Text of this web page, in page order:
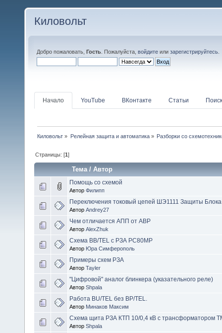
Киловольт
Добро пожаловать, Гость . Пожалуйста, войдите или зарегистрируйтесь
Начало YouTube ВКонтакте Статьи Поиск
Киловольт » Релейная защита и автоматика» Разборки со
Страницы: [1]
Тема/Автор
Помощь со схемой
Автор Филипп
Переключения токовый цепей ШЭ1111 Защиты
Автор Andrey27
Чем отличается АПП от АВР
Автор AlexZhuk
Схема BB/TEL с РЗА РС80МР
Автор Юра Симферополь
Примеры схем РЗА
Автор Tayler
"Цифровой" аналог блинкера (указательного реле)
Автор Shpala
Работа BU/TEL без BP/TEL.
Автор Минаков Максим
Схема щита РЗА КТП 10/0,4 кВ с трансформатором
Автор Shpala